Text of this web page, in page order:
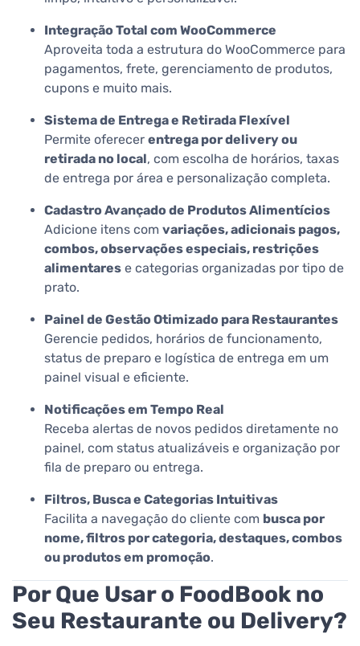
Integração Total com WooCommerce
Aproveita toda a estrutura do WooCommerce para
pagamentos, frete, gerenciamento de produtos,
cupons e muito mais.
Sistema de Entrega e Retirada Flexível
Permite oferecer entrega por delivery ou
retirada no local, com escolha de horários, taxas
de entrega por área e personalização completa.
Cadastro Avançado de Produtos Alimentícios
Adicione itens com variações, adicionais pagos,
combos, observações especiais, restrições
alimentares e categorias organizadas por tipo de
prato.
Painel de Gestão Otimizado para Restaurantes
Gerencie pedidos, horários de funcionamento,
status de preparo e logística de entrega em um
painel visual e eficiente.
Notificações em Tempo Real
Receba alertas de novos pedidos diretamente no
painel, com status atualizáveis e organização por
fila de preparo ou entrega.
Filtros, Busca e Categorias Intuitivas
Facilita a navegação do cliente com busca por
nome, filtros por categoria, destaques, combos
ou produtos em promoção.
Por Que Usar o FoodBook no
Seu Restaurante ou Delivery?